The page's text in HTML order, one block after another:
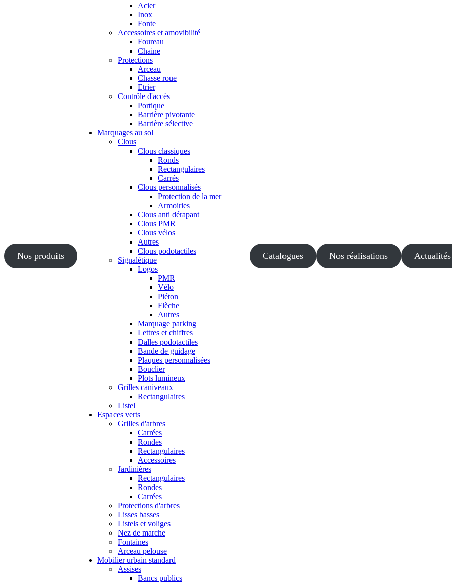
Nos produits
Acier
Inox
Fonte
Accessoires et amovibilité
Foureau
Chaine
Protections
Arceau
Chasse roue
Etrier
Contrôle d'accès
Portique
Barrière pivotante
Barrière sélective
Marquages au sol
Clous
Clous classiques
Ronds
Rectangulaires
Carrés
Clous personnalisés
Protection de la mer
Armoiries
Clous anti dérapant
Clous PMR
Clous vélos
Autres
Clous podotactiles
Signalétique
Logos
PMR
Vélo
Piéton
Flèche
Autres
Marquage parking
Lettres et chiffres
Dalles podotactiles
Bande de guidage
Plaques personnalisées
Bouclier
Plots lumineux
Grilles caniveaux
Rectangulaires
Listel
Espaces verts
Grilles d'arbres
Carrées
Rondes
Rectangulaires
Accessoires
Jardinières
Rectangulaires
Rondes
Carrées
Protections d'arbres
Lisses basses
Listels et voliges
Nez de marche
Fontaines
Arceau pelouse
Mobilier urbain standard
Assises
Bancs publics
Catalogues Nos réalisations Actualités